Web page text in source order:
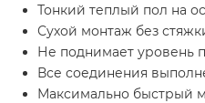
Тонкий теплый пол на
Сухой монтаж без
Не поднимает уровень
Все соединения
Максимально быстрый